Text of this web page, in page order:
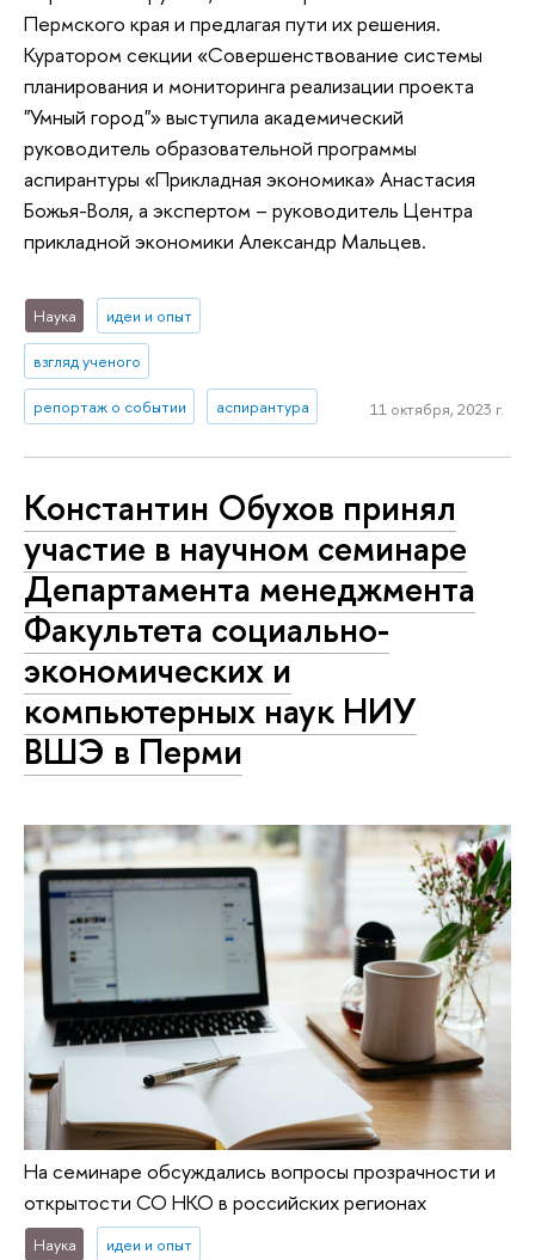
Пермского края и предлагая пути их решения.
Куратором секции «Совершенствование системы
планирования и мониторинга реализации проекта
"Умный город"» выступила академический
руководитель образовательной программы
аспирантуры «Прикладная экономика» Анастасия
Божья-Воля, а экспертом – руководитель Центра
прикладной экономики Александр Мальцев.
Наука идеи и опыт
взгляд ученого
репортаж о событии аспирантура 11 октября, 2023 г.
Константин Обухов принял
участие в научном семинаре
Департамента менеджмента
Факультета социально-
экономических и
компьютерных наук НИУ
ВШЭ в Перми
На семинаре обсуждались вопросы прозрачности и
открытости СО НКО в российских регионах
Наука идеи и опыт